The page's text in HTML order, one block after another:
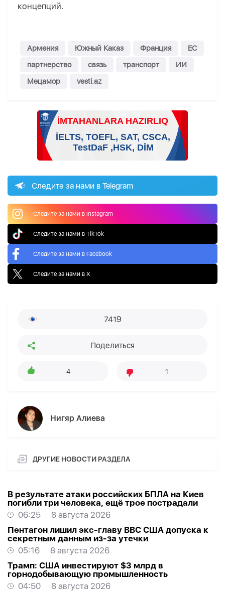
концепций.
Армения Южный Каказ Франция
ЕС
партнерство
связь транспорт
ИИ
Мецамор
vesti.az
Следите за нами в Telegram
Следите за нами в Instagram
Следите за нами в TikTok
Следите за нами в Facebook
Следите за нами в X
7419
Поделиться
4 1
Нигяр Алиева
ДРУГИЕ НОВОСТИ РАЗДЕЛА
В результате атаки российских БПЛА на Киев
погибли три человека, ещё трое пострадали
06:25
8 августа 2026
Пентагон лишил экс-главу ВВС США допуска к
секретным данным из-за утечки
05:16
8 августа 2026
Трамп: США инвестируют $3 млрд в
горнодобывающую промышленность
04:50
8 августа 2026